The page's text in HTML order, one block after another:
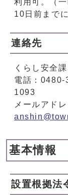
利用可。（
10日前まで
連絡先
くらし安全
電話：
1093
メールアドレ
基本情報
設置根拠法